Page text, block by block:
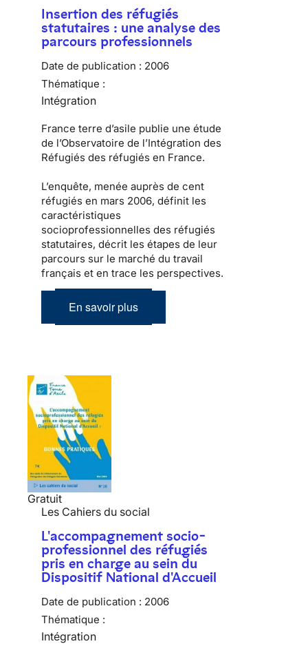
Insertion des réfugiés
statutaires : une analyse des
parcours professionnels
Date de publication : 2006
Thématique :
Intégration
France terre d’asile publie une étude
de l’Observatoire de l’Intégration des
Réfugiés des réfugiés en France.
L’enquête, menée auprès de cent
réfugiés en mars 2006, définit les
caractéristiques
socioprofessionnelles des réfugiés
statutaires, décrit les étapes de leur
parcours sur le marché du travail
français et en trace les perspectives.
En savoir plus
Gratuit
Les Cahiers du social
L'accompagnement socio-
professionnel des réfugiés
pris en charge au sein du
Dispositif National d'Accueil
Date de publication : 2006
Thématique :
Intégration